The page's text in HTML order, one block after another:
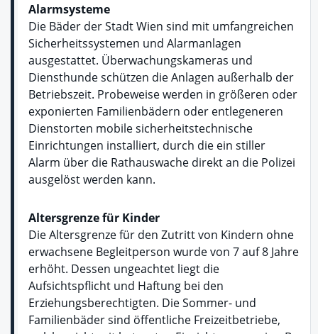
Alarmsysteme
Die Bäder der Stadt Wien sind mit umfangreichen
Sicherheitssystemen und Alarmanlagen
ausgestattet. Überwachungskameras und
Diensthunde schützen die Anlagen außerhalb der
Betriebszeit. Probeweise werden in größeren oder
exponierten Familienbädern oder entlegeneren
Dienstorten mobile sicherheitstechnische
Einrichtungen installiert, durch die ein stiller
Alarm über die Rathauswache direkt an die Polizei
ausgelöst werden kann.
Altersgrenze für Kinder
Die Altersgrenze für den Zutritt von Kindern ohne
erwachsene Begleitperson wurde von 7 auf 8 Jahre
erhöht. Dessen ungeachtet liegt die
Aufsichtspflicht und Haftung bei den
Erziehungsberechtigten. Die Sommer- und
Familienbäder sind öffentliche Freizeitbetriebe,